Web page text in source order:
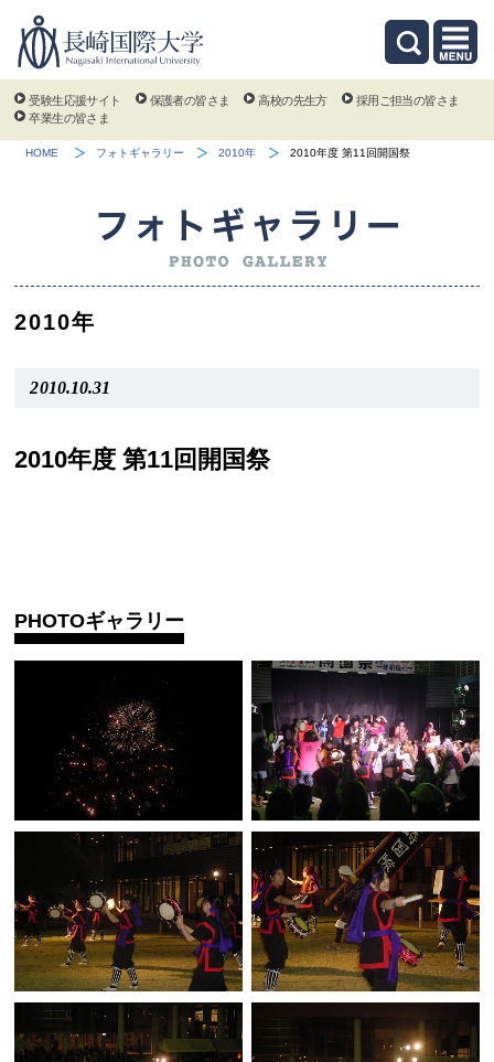
受験生応援サイト 保護者の皆さま 高校の先生方
採用ご担当の皆さま
卒業生の皆さま
HOME フォトギャラリー 2010年 2010年度 第11回開国祭
2010年
2010.10.31
2010年度 第11回開国祭
PHOTOギャラリー